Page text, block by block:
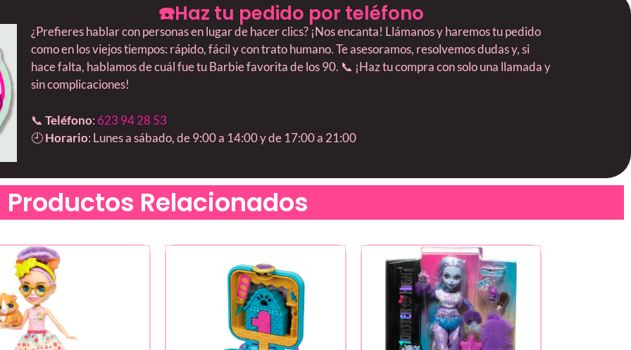
☎️Haz tu pedido por teléfono
¿Prefieres hablar con personas en lugar de hacer clics? ¡Nos encanta! Llámanos y haremos tu pedido
como en los viejos tiempos: rápido, fácil y con trato humano. Te asesoramos, resolvemos dudas y, si
hace falta, hablamos de cuál fue tu Barbie favorita de los 90. 📞 ¡Haz tu compra con solo una llamada y
sin complicaciones!
📞 Teléfono: 623 94 28 53
🕘Horario: Lunes a sábado, de 9:00 a 14:00 y de 17:00 a 21:00
Productos Relacionados